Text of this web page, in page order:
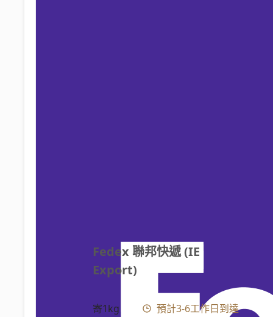
Fedex 聯邦快遞 (IE
Export)
寄1kg 預計3-6工作日到達